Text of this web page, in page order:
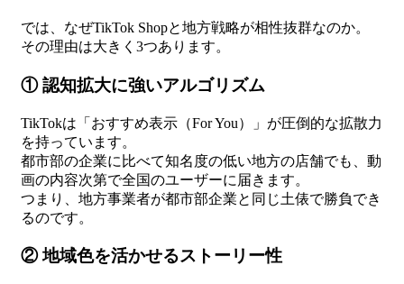
では、なぜTikTok Shopと地方戦略が相性抜群なのか。
その理由は大きく3つあります。
① 認知拡大に強いアルゴリズム
TikTokは「おすすめ表示（For You）」が圧倒的な拡散力
を持っています。
都市部の企業に比べて知名度の低い地方の店舗でも、動
画の内容次第で全国のユーザーに届きます。
つまり、地方事業者が都市部企業と同じ土俵で勝負でき
るのです。
② 地域色を活かせるストーリー性